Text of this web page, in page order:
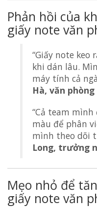
Phản hồi của
giấy note văn
“Giấy note keo
khi dán lâu.
máy tính cả
Hà, văn
“Cả team
màu để phân
mình theo dõi
Long, trưởng
Mẹo nhỏ để
giấy note văn